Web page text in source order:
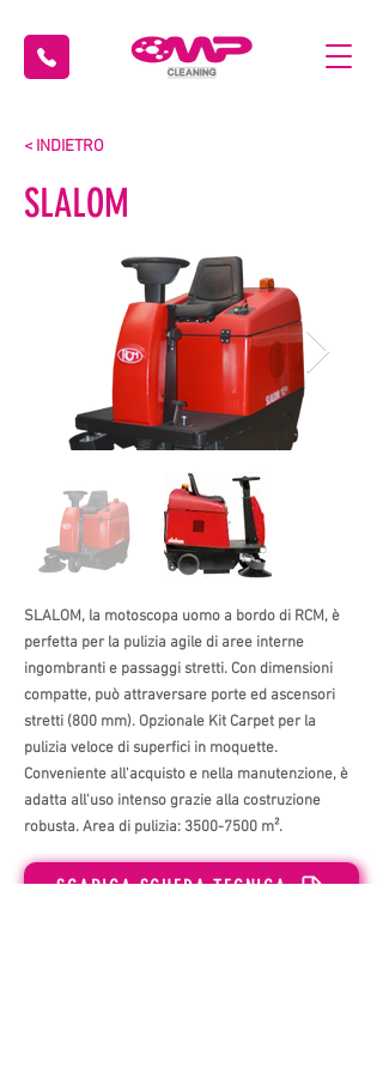
< INDIETRO
SLALOM
SLALOM, la motoscopa uomo a bordo di RCM, è
perfetta per la pulizia agile di aree interne
ingombranti e passaggi stretti. Con dimensioni
compatte, può attraversare porte ed ascensori
stretti (800 mm). Opzionale Kit Carpet per la
pulizia veloce di superfici in moquette.
Conveniente all'acquisto e nella manutenzione, è
adatta all'uso intenso grazie alla costruzione
robusta. Area di pulizia: 3500-7500 m².
SCARICA SCHEDA TECNICA